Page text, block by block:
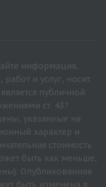
информация,
и услуг, носит
публичной
ст. 437
указанные на
характер и
стоимость
быть как меньше,
Опубликованная
быть изменена в